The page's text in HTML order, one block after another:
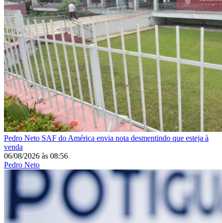
Pedro Neto SAF do América envia nota desmentindo que esteja à
venda
06/08/2026 às 08:56
Pedro Neto